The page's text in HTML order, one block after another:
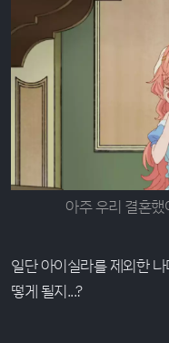
아주 우리 결혼
일단 아이실라를 제외한
떻게 될지...?